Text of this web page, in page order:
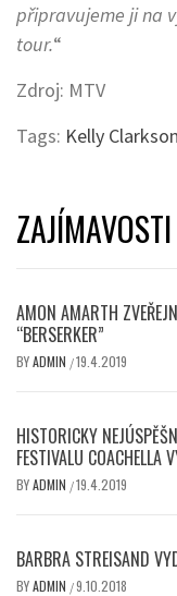
připravujeme ji na
tour.“
Zdroj: MTV
Tags: Kelly Clarkson
AMON AMARTH
“BERSERKER”
BYADMIN /19.4.2019
HISTORICKY
FESTIVALU
BYADMIN /19.4.2019
BARBRA STREISAND
BYADMIN /9.10.2018